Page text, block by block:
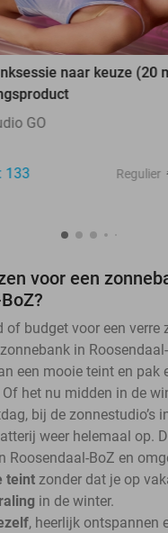
naar keuze (20
GO
133
Regulier
voor een
of budget voor een verre
in
een mooie teint en pak
het nu midden in de
bij de zonnestudio’s
weer helemaal op.
Roosendaal-BoZ en
teint zonder dat je op
in de winter.
, heerlijk ontspannen